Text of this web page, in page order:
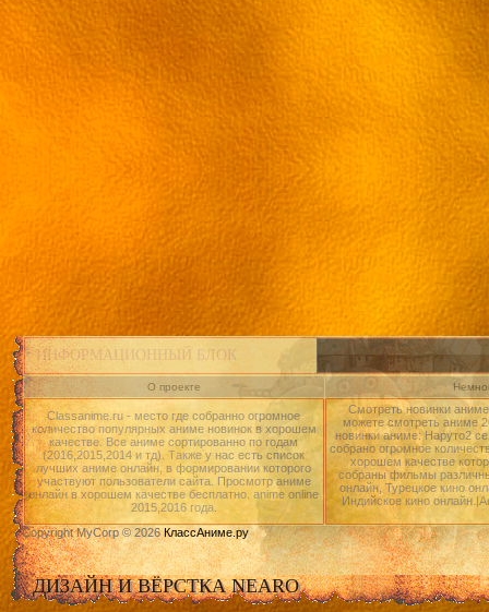
ИНФОРМАЦИОННЫЙ БЛОК
О проекте
Classanime.ru - место где собранно огромное
количество популярных аниме новинок в хорошем
качестве. Все аниме сортированно по годам
(2016,2015,2014 и тд). Также у нас есть список
лучших аниме онлайн, в формировании которого
участвуют пользователи сайта. Просмотр аниме
онлайн в хорошем качестве бесплатно. anime online
2015,2016 года.
Смотреть новинки
можете смотреть аниме
новинки аниме: Наруто2
собрано огромное
хорошем качестве
собраны фильмы
онлайн, Турецкое кино
Индийское кино
Copyright MyCorp © 2026КлассАниме.ру
ДИЗАЙН И ВЁРСТКА NEARO